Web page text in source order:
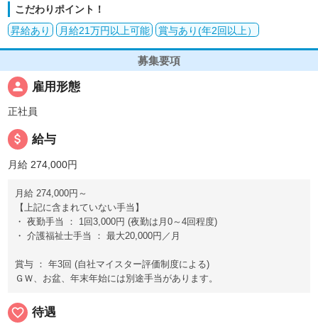
こだわりポイント！
昇給あり
月給21万円以上可能 賞与あり(年2回以上）
募集要項
person 雇用形態
正社員
attach_money 給与
月給 274,000円
月給 274,000円～
【上記に含まれていない手当】
・ 夜勤手当 ： 1回3,000円 (夜勤は月0～4回程度)
・ 介護福祉士手当 ： 最大20,000円／月
賞与 ： 年3回 (自社マイスター評価制度による)
ＧＷ、お盆、年末年始には別途手当があります。
favorite_border 待遇